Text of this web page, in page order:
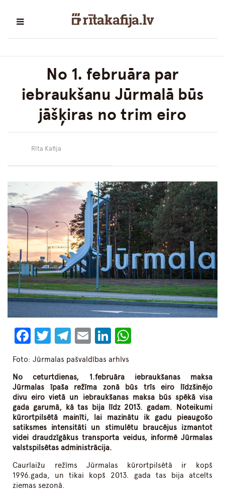
No 1. februāra par
iebraukšanu Jūrmalā būs
jāšķiras no trim eiro
Rīta Kafija
Facebook
Twitter
Telegram
EmailLinkedIn
Foto: Jūrmalas pašvaldības arhīvs
No ceturtdienas, 1.februāra iebraukšanas maksa
Jūrmalas īpaša režīma zonā būs trīs eiro līdzšinējo
divu eiro vietā un iebraukšanas maksa būs spēkā visa
gada garumā, kā tas bija līdz 2013. gadam. Noteikumi
kūrortpilsētā mainīti, lai mazinātu ik gadu pieaugošo
satiksmes intensitāti un stimulētu braucējus izmantot
videi draudzīgākus transporta veidus, informē Jūrmalas
valstspilsētas administrācija.
Caurlaižu režīms Jūrmalas kūrortpilsētā ir kopš
1996.gada, un tikai kopš 2013. gada tas bija atcelts
ziemas sezonā.